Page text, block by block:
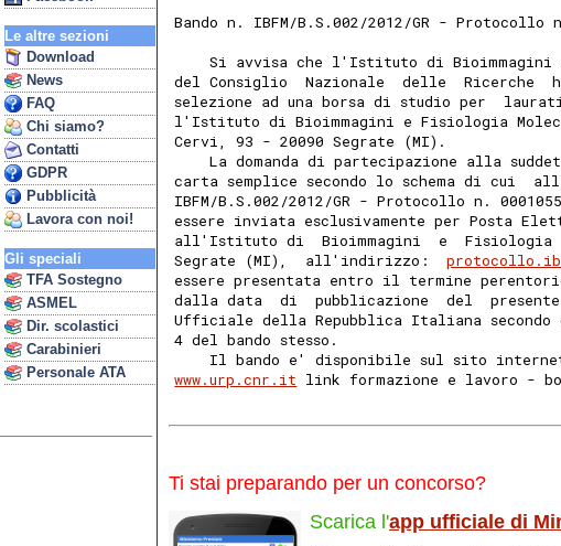
Le altre sezioni
Download
News
FAQ
Chi siamo?
Contatti
GDPR
Pubblicità
Lavora con noi!
Gli speciali
TFA Sostegno
ASMEL
Dir. scolastici
Carabinieri
Personale ATA
Bando n. IBFM/B.S.002/2012/GR - Protocollo
Si avvisa che l'Istituto di Bioimmagini
del Consiglio  Nazionale  delle  Ricerche
selezione ad una borsa di studio per
l'Istituto di Bioimmagini e Fisiologia
Cervi, 93 - 20090 Segrate (MI).
La domanda di partecipazione alla
carta semplice secondo lo schema di cui
IBFM/B.S.002/2012/GR - Protocollo n.
essere inviata esclusivamente per Posta
all'Istituto di  Bioimmagini  e  Fisiologia
Segrate (MI),  all'indirizzo:
essere presentata entro il termine
dalla data  di  pubblicazione  del
Ufficiale della Repubblica Italiana
4 del bando stesso.
Il bando e' disponibile sul sito
www.urp.cnr.it link formazione e lavoro -
Ti stai preparando per un concorso?
Scarica l'app ufficiale di